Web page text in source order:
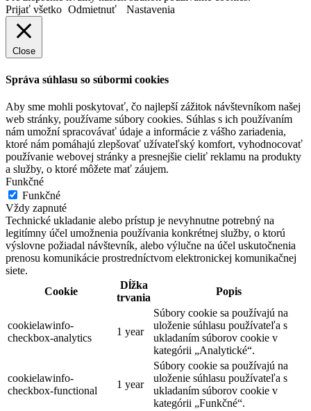
Prijať všetko Odmietnuť Nastavenia
Close
Správa súhlasu so súbormi cookies
Aby sme mohli poskytovať, čo najlepší zážitok návštevníkom našej
web stránky, používame súbory cookies. Súhlas s ich používaním
nám umožní spracovávať údaje a informácie z vášho zariadenia,
ktoré nám pomáhajú zlepšovať užívateľský komfort, vyhodnocovať
používanie webovej stránky a presnejšie cieliť reklamu na produkty
a služby, o ktoré môžete mať záujem.
Funkčné
Funkčné
Vždy zapnuté
Technické ukladanie alebo prístup je nevyhnutne potrebný na
legitímny účel umožnenia používania konkrétnej služby, o ktorú
výslovne požiadal návštevník, alebo výlučne na účel uskutočnenia
prenosu komunikácie prostredníctvom elektronickej komunikačnej
siete.
Cookie
Dĺžka
trvania
Popis
cookielawinfo-
checkbox-analytics
1 year
Súbory cookie sa používajú na
uloženie súhlasu používateľa s
ukladaním súborov cookie v
kategórii „Analytické“.
cookielawinfo-
checkbox-functional
1 year
Súbory cookie sa používajú na
uloženie súhlasu používateľa s
ukladaním súborov cookie v
kategórii „Funkčné“.